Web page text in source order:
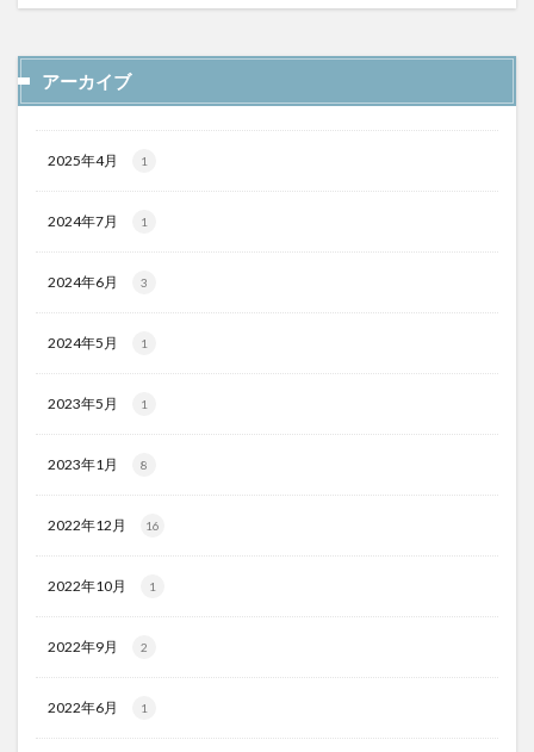
アーカイブ
2025年4月 1
2024年7月 1
2024年6月 3
2024年5月 1
2023年5月 1
2023年1月 8
2022年12月 16
2022年10月 1
2022年9月 2
2022年6月 1